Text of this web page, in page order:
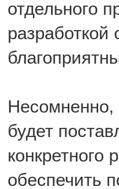
отдельного
разработкой
Несомненно,
будет
обеспечить